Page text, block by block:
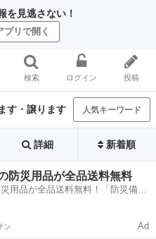
を見逃さない！
プリで開く
検索 ログイン 投稿
す・譲ります 人気キーワード
詳細 新着順
防災用品が全品送料無料
用品が全品送料無料！「防災備蓄
ン Ad